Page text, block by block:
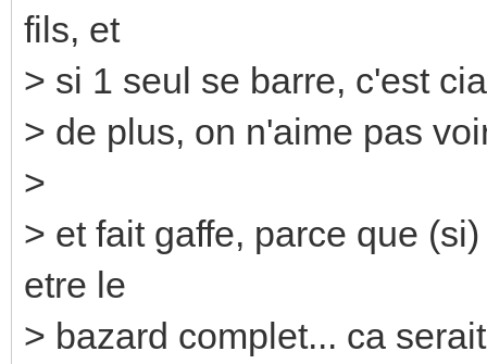
fils, et
> si 1 seul se barre, c'est
> de plus, on n'aime pas
>
> et fait gaffe, parce que
etre le
> bazard complet... ca